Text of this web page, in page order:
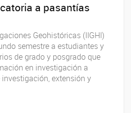
a pasantías
Geohistóricas (IIGHI)
semestre a estudiantes y
de grado y posgrado que
en investigación a
extensión y